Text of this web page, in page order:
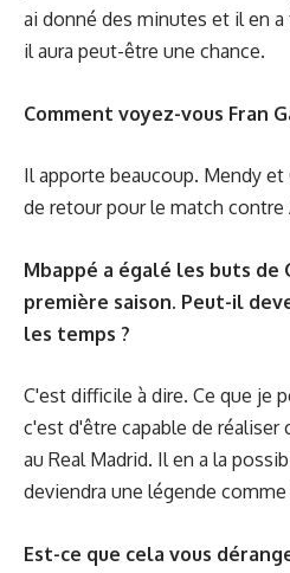
ai donné des minutes et il en
il aura peut-être une chance.
Comment voyez-vous Fran
Il apporte beaucoup. Mendy et
de retour pour le match contre
Mbappé a égalé les buts de
première saison. Peut-il
les temps ?
C'est difficile à dire. Ce que je
c'est d'être capable de réaliser
au Real Madrid. Il en a la
deviendra une légende
Est-ce que cela vous